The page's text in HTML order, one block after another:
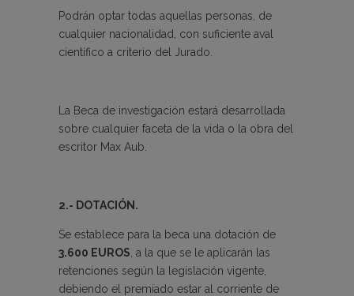
Podrán optar todas aquellas personas, de
cualquier nacionalidad, con suficiente aval
científico a criterio del Jurado.
La Beca de investigación estará desarrollada
sobre cualquier faceta de la vida o la obra del
escritor Max Aub.
2.- DOTACIÓN.
Se establece para la beca una dotación de
3.600 EUROS , a la que se le aplicarán las
retenciones según la legislación vigente,
debiendo el premiado estar al corriente de